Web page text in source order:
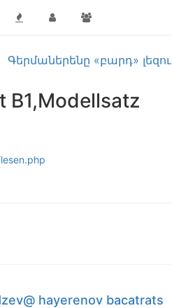
Գերմաներենը «բարդ» լեզու
hayerenov bacatrats